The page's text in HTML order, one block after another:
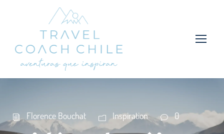
Florence Bouchat Inspiration 0